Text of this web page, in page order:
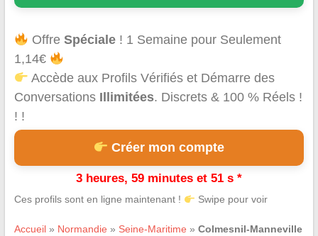
OffreSpéciale ! 1 Semaine pour Seulement
1,14€
Accède aux Profils Vérifiés et Démarre des
Conversations Illimitées. Discrets & 100 % Réels !
! !
Créer mon compte
3 heures, 59 minutes et 50 s *
Ces profils sont en ligne maintenant ! Swipe pour voir
Accueil» Normandie » Seine-Maritime » Colmesnil-Manneville